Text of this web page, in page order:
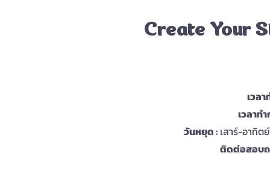
Create Your
เวลา
เวลาท
วันหยุด : เสาร์-อาทิต
ติดต่อสอบ